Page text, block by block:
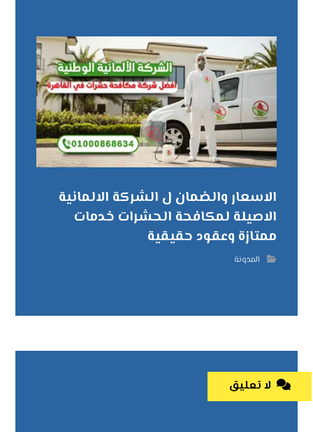
الاسعار والضمان ل الشركة الالمانية
الاصيلة لمكافحة الحشرات خدمات
ممتازة وعقود حقيقية
المدونة
لا تعليق